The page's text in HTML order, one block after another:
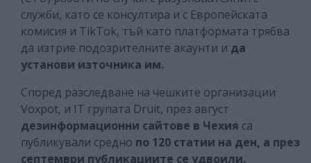
служби, като се консултира и с Европейската
комисия и TikTok, тъй като платформата трябва
да изтрие подозрителните акаунти и да
установи източника им.
Според разследване на чешките организации
Voxpot, и IT групата Druit, през август
дезинформационни сайтове в Чехия са
публикували средно по 120 статии на ден, а през
септември публикациите се удвоили.